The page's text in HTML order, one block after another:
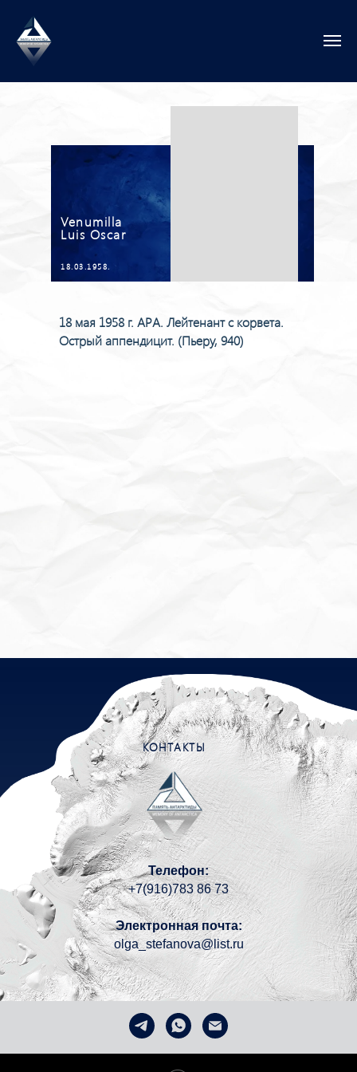
Venumilla
Luis Oscar
18.03.1958.
18 мая 1958 г. АРА. Лейтенант с корвета.
Острый аппендицит. (Пьеру, 940)
КОНТАКТЫ
Телефон:
+7(916)783 86 73
Электронная почта:
olga_stefanova@list.ru